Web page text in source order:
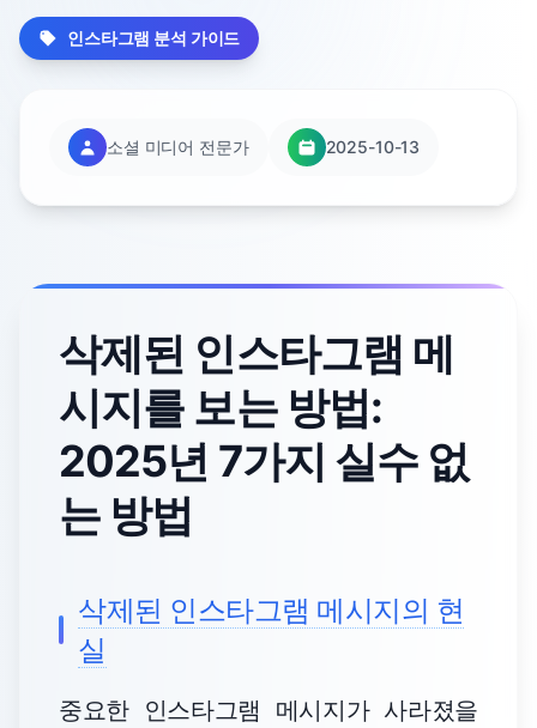
인스타그램 분석 가이드
소셜 미디어 전문가 2025-10-13
삭제된 인스타그램 메
시지를 보는 방법:
2025년 7가지 실수 없
는 방법
삭제된 인스타그램 메시지의 현
실
중요한 인스타그램 메시지가 사라졌을